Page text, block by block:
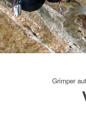
Grimper